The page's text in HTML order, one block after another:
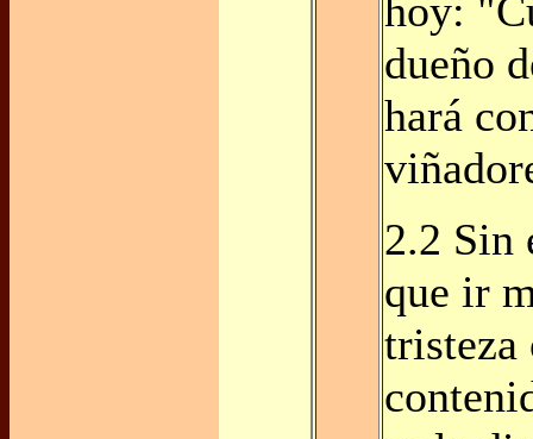
hoy:
dueño
hará
2.2 Sin
que ir
tristeza